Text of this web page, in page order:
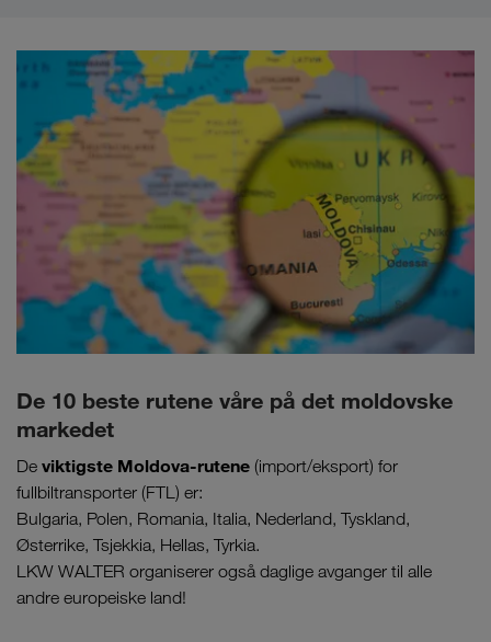
De 10 beste rutene våre på det moldovske
markedet
De viktigste Moldova-rutene (import/eksport) for
fullbiltransporter (FTL) er:
Bulgaria, Polen, Romania, Italia, Nederland, Tyskland,
Østerrike, Tsjekkia, Hellas, Tyrkia.
LKW WALTER organiserer også daglige avganger til alle
andre europeiske land!